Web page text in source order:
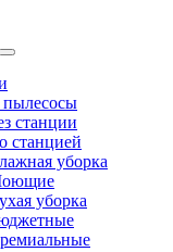
станции
станцией
уборка
уборка